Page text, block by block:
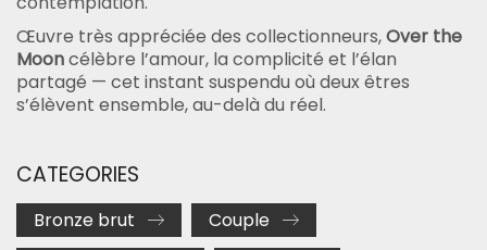
Œuvre très appréciée des collectionneurs,Over the
Mooncélèbre l’amour, la complicité et l’élan
partagé — cet instant suspendu où deux êtres
s’élèvent ensemble, au-delà du réel.
CATEGORIES
Bronze brut
Couple